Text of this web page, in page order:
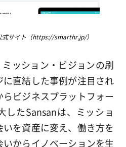
式サイト（https://smarthr.jp/）
ッション・ビジョンの刷
直結した事例が注目され
ビジネスプラットフォー
したSansanは、ミッショ
を資産に変え、働き方を
からイノベーションを生